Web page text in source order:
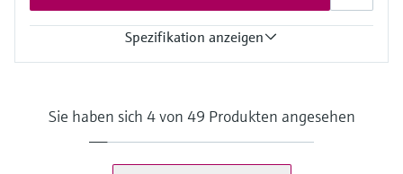
Spezifikation anzeigen
Standard: 0 bis 20 mg/l ClO2
Prozesstemperatur
0 … 55 °C, nicht-gefrierend
Sie haben sich 4 von 49 Produkten angesehen